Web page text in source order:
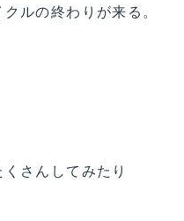
ルの終わりが来る。
さんしてみたり